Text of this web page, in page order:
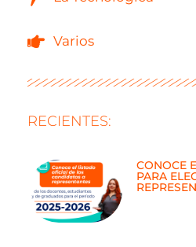
Varios
RECIENTES:
CONOCE
PARA